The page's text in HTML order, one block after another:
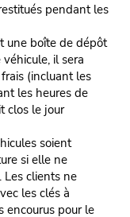
pendant les
une boîte de dépôt
il sera
(incluant les
les heures de
clos le jour
soient
si elle ne
Les clients ne
les clés à
encourus pour le